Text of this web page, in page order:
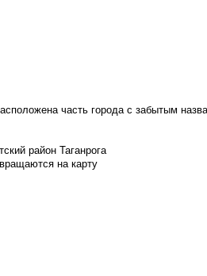
часть города с забытым
район Таганрога
на карту